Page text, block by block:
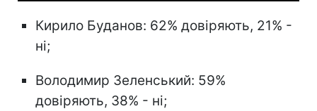
Кирило Буданов: 62% довіряють, 21% -
ні;
Володимир Зеленський: 59%
довіряють, 38% - ні;